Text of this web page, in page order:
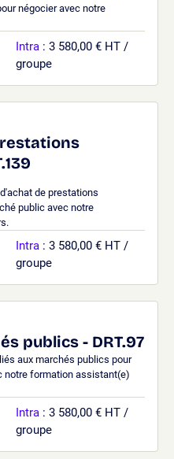
négocier avec notre
Intra : 3 580,00 € HT /
groupe
de prestations
public avec notre
Intra : 3 580,00 € HT /
groupe
publics - DRT.97
aux marchés publics pour
notre formation assistant(e)
Intra : 3 580,00 € HT /
groupe